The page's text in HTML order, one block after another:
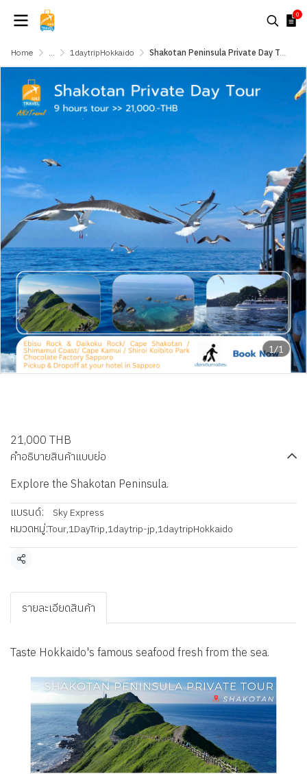
0
Home ... 1daytripHokkaido Shakotan Peninsula Private Day Tour
1/1
21,000 THB
คำอธิบายสินค้าแบบย่อ
Explore the Shakotan Peninsula.
แบรนด์: Sky Express
หมวดหมู่:Tour,1DayTrip,1daytrip-jp,1daytripHokkaido
แชร์
รายละเอียดสินค้า
Taste Hokkaido's famous seafood fresh from the sea.